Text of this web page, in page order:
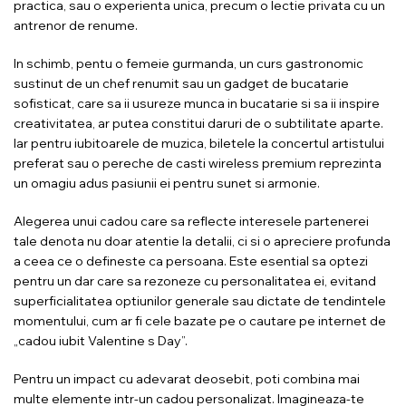
practica, sau o experienta unica, precum o lectie privata cu un
antrenor de renume.
In schimb, pentu o femeie gurmanda, un curs gastronomic
sustinut de un chef renumit sau un gadget de bucatarie
sofisticat, care sa ii usureze munca in bucatarie si sa ii inspire
creativitatea, ar putea constitui daruri de o subtilitate aparte.
Iar pentru iubitoarele de muzica, biletele la concertul artistului
preferat sau o pereche de casti wireless premium reprezinta
un omagiu adus pasiunii ei pentru sunet si armonie.
Alegerea unui cadou care sa reflecte interesele partenerei
tale denota nu doar atentie la detalii, ci si o apreciere profunda
a ceea ce o defineste ca persoana. Este esential sa optezi
pentru un dar care sa rezoneze cu personalitatea ei, evitand
superficialitatea optiunilor generale sau dictate de tendintele
momentului, cum ar fi cele bazate pe o cautare pe internet de
„cadou iubit Valentine s Day”.
Pentru un impact cu adevarat deosebit, poti combina mai
multe elemente intr-un cadou personalizat. Imagineaza-te